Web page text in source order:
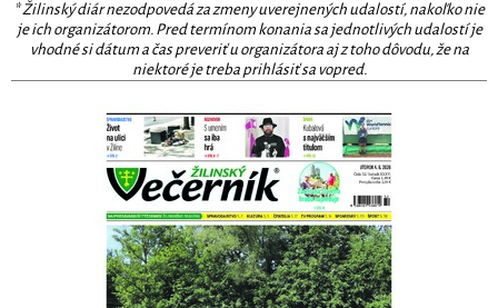
* Žilinský diár nezodpovedá za zmeny uverejnených udalostí, nakoľko nie
je ich organizátorom. Pred termínom konania sa jednotlivých udalostí je
vhodné si dátum a čas preveriť u organizátora aj z toho dôvodu, že na
niektoré je treba prihlásiť sa vopred.